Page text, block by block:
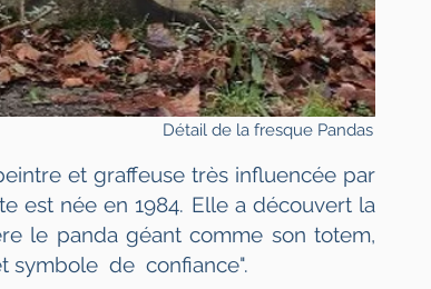
Le jardin de la maison de Blanche-Neige
Détail de la fresque Pandas
et graffeuse très influencée par
est née en 1984. Elle a découvert la
le panda géant comme son totem,
symbole de confiance".